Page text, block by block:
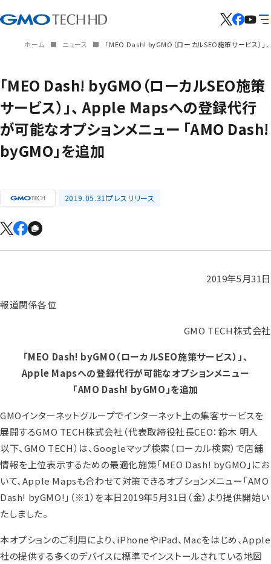
ホーム ニュース 「MEO Dash! byGMO（ローカルSEO施策サービス）
「MEO Dash! byGMO（ローカルSEO施策
サービス）」、 Apple Mapsへの登録代行
が可能なオプションメニュー 「AMO Dash!
byGMO」を追加
2019.05.31 プレスリリース
2019年5月31日
報道関係各位
GMO TECH株式会社
「MEO Dash! byGMO（ローカルSEO施策サービス）」、
Apple Mapsへの登録代行が可能なオプションメニュー
「AMO Dash! byGMO」を追加
GMOインターネットグループでインターネット上の集客サービスを
展開するGMO TECH株式会社（代表取締役社長CEO：鈴木 明人
以下、GMO TECH）は、Googleマップ検索（ローカル検索）で店舗
情報を上位表示するための最適化施策「MEO Dash! byGMO」にお
いて、Apple Mapsも合わせて対策できるオプションメニュー「AMO
Dash! byGMO!」 （※1） を本日2019年5月31日（金）より提供開始い
たしました。
本オプションのご利用により、iPhoneやiPad、Macをはじめ、Apple
社の提供する多くのデバイスに標準でインストールされている地図